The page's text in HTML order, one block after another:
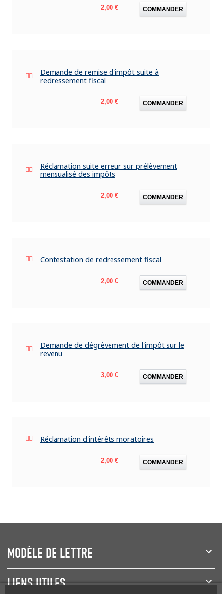
Prix
2,00 € COMMANDER
Demande de remise d'impôt suite à
redressement fiscal
Prix
2,00 € COMMANDER
Réclamation suite erreur sur prélèvement
mensualisé des impôts
Prix
2,00 € COMMANDER
Contestation de redressement fiscal
Prix
2,00 € COMMANDER
Demande de dégrèvement de l'impôt sur le
revenu
Prix
3,00 € COMMANDER
Réclamation d'intérêts moratoires
Prix
2,00 € COMMANDER
MODÈLE DE LETTRE
LIENS UTILES